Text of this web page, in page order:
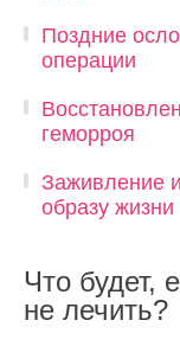
Поздние
операции
геморроя
Заживление
образу
Что будет,
не лечить?